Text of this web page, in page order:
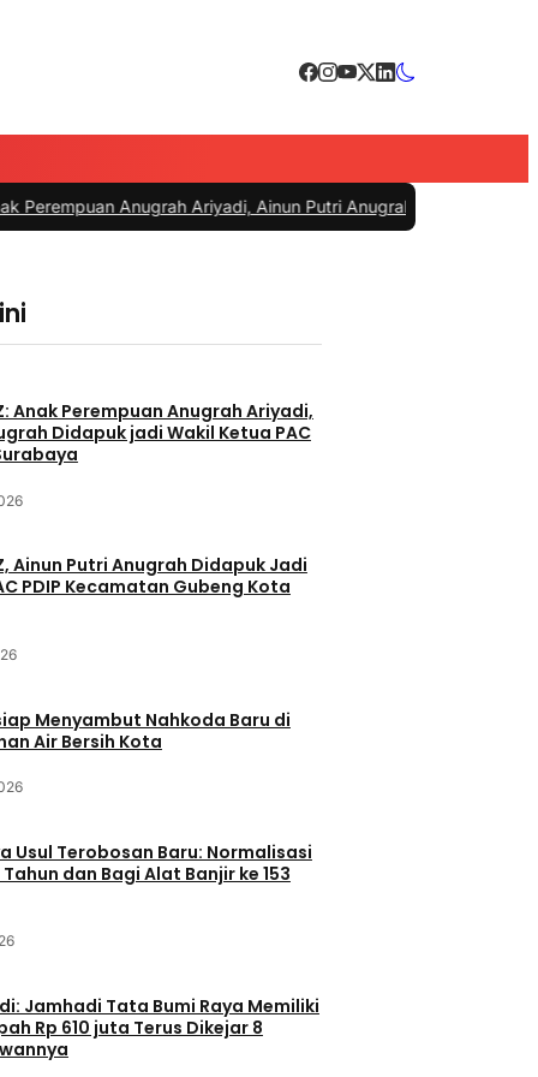
Ariyadi, Ainun Putri Anugrah Didapuk jadi Wakil Ketua PAC
Anak Perempuan Anugrah Ariyadi,
Didapuk jadi Wakil Ketua PAC
Ainun Putri Anugrah Didapuk Jadi
PDIP Kecamatan Gubeng Kota
Menyambut Nahkoda Baru di
Air Bersih Kota
Usul Terobosan Baru: Normalisasi
dan Bagi Alat Banjir ke 153
Jamhadi Tata Bumi Raya Memiliki
Rp 610 juta Terus Dikejar 8